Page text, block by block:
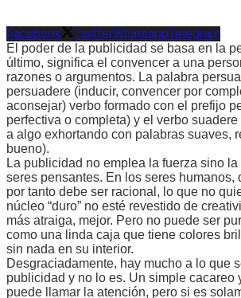
Facebook TwitterWhatsappTelegram
El poder de la publicidad se basa en la
último, significa el convencer a una
razones o argumentos. La palabra
persuadere (inducir, convencer por
aconsejar) verbo formado con el prefijo
perfectiva o completa) y el verbo
a algo exhortando con palabras suaves,
bueno).
La publicidad no emplea la fuerza sino
seres pensantes. En los seres humanos,
por tanto debe ser racional, lo que no
núcleo “duro” no esté revestido de
más atraiga, mejor. Pero no puede ser
como una linda caja que tiene colores
sin nada en su interior.
Desgraciadamente, hay mucho a lo que
publicidad y no lo es. Un simple cacareo
puede llamar la atención, pero si es